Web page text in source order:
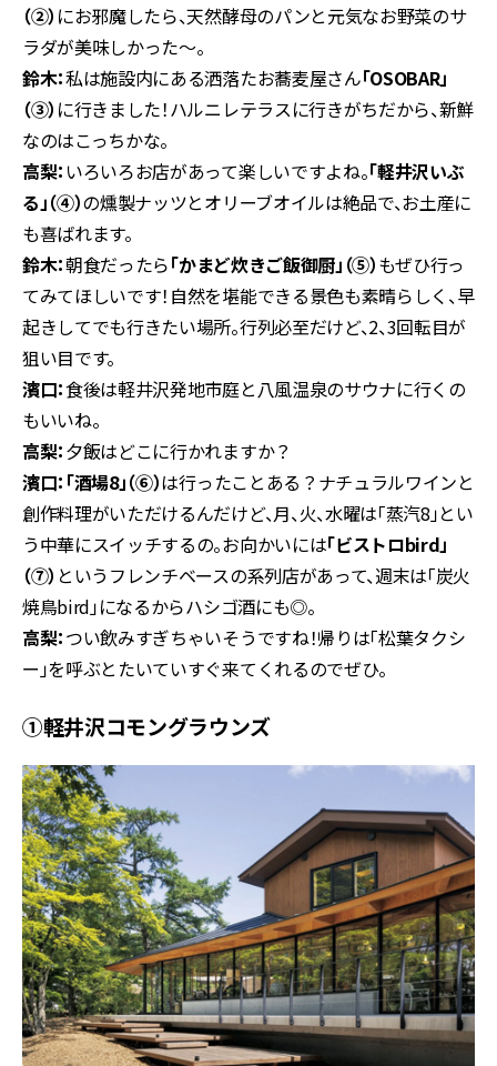
（②） にお邪魔したら、天然酵母のパンと元気なお野菜のサ
ラダが美味しかった〜。
鈴木：私は施設内にある洒落たお蕎麦屋さん「OSOBAR」
（③） に行きました！ハルニレテラスに行きがちだから、新鮮
なのはこっちかな。
高梨： いろいろお店があって楽しいですよね。「軽井沢いぶ
る」（④）の燻製ナッツとオリーブオイルは絶品で、お土産に
も喜ばれます。
鈴木：朝食だったら「かまど炊きご飯御厨」（⑤）もぜひ行っ
てみてほしいです！自然を堪能できる景色も素晴らしく、早
起きしてでも行きたい場所。行列必至だけど、2、3回転目が
狙い目です。
濱口：食後は軽井沢発地市庭と八風温泉のサウナに行くの
もいいね。
高梨：夕飯はどこに行かれますか？
濱口：「酒場8」（⑥）は行ったことある？ナチュラルワインと
創作料理がいただけるんだけど、月、火、水曜は「蒸汽8」とい
う中華にスイッチするの。お向かいには「ビストロbird」
（⑦） というフレンチベースの系列店があって、週末は「炭火
焼鳥bird」になるからハシゴ酒にも◎。
高梨：つい飲みすぎちゃいそうですね！帰りは「松葉タクシ
ー」を呼ぶとたいていすぐ来てくれるのでぜひ。
①軽井沢コモングラウンズ